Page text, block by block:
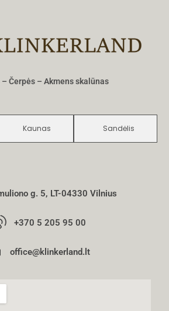
Čerpės – Akmens skalūnas
Kaunas Sandėlis
g. 5, LT-04330 Vilnius
+370 5 205 95 00
office@klinkerland.lt